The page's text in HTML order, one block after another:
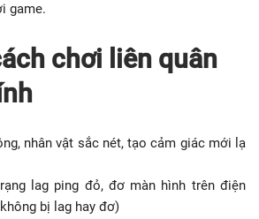
game.
chơi liên quân
nhân vật sắc nét, tạo cảm giác mới lạ
lag ping đỏ, đơ màn hình trên điện
bị lag hay đơ)